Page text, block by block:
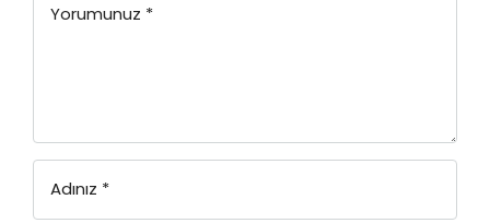
Yorumunuz *
Adınız *